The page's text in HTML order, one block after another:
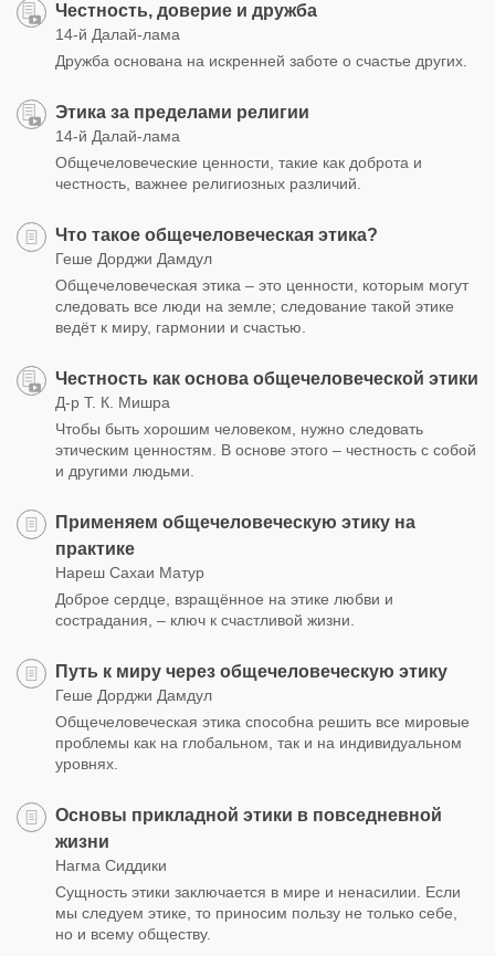
Честность, доверие и дружба
14-й Далай-лама
Дружба основана на искренней заботе о счастье других.
Этика за пределами религии
14-й Далай-лама
Общечеловеческие ценности, такие как доброта и
честность, важнее религиозных различий.
Что такое общечеловеческая этика?
Геше Дорджи Дамдул
Общечеловеческая этика – это ценности, которым могут
следовать все люди на земле; следование такой этике
ведёт к миру, гармонии и счастью.
Честность как основа общечеловеческой этики
Д-р Т. К. Мишра
Чтобы быть хорошим человеком, нужно следовать
этическим ценностям. В основе этого – честность с собой
и другими людьми.
Применяем общечеловеческую этику на
практике
Нареш Сахаи Матур
Доброе сердце, взрaщённое на этике любви и
сострадания, – ключ к счастливой жизни.
Путь к миру через общечеловеческую этику
Геше Дорджи Дамдул
Общечеловеческая этика способна решить все мировые
проблемы как на глобальном, так и на индивидуальном
уровнях.
Основы прикладной этики в повседневной
жизни
Нагма Сиддики
Сущность этики заключается в мире и ненасилии. Если
мы следуем этике, то приносим пользу не только себе,
но и всему обществу.